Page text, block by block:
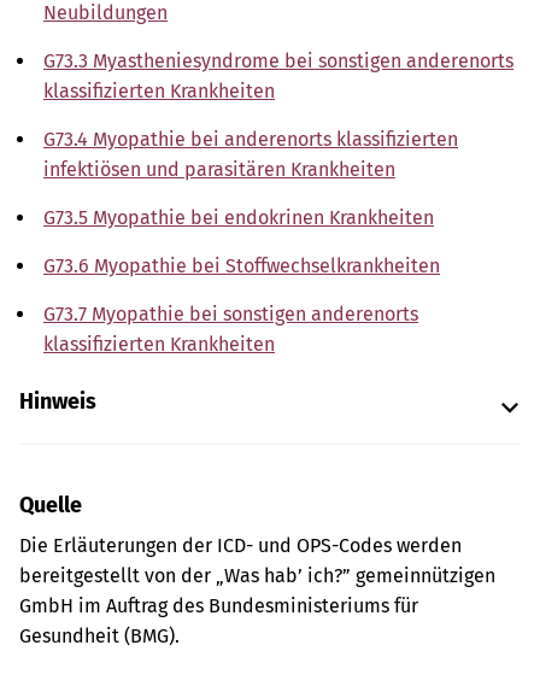
Neubildungen
G73.3 Myastheniesyndrome bei sonstigen anderenorts
klassifizierten Krankheiten
G73.4 Myopathie bei anderenorts klassifizierten
infektiösen und parasitären Krankheiten
G73.5 Myopathie bei endokrinen Krankheiten
G73.6 Myopathie bei Stoffwechselkrankheiten
G73.7 Myopathie bei sonstigen anderenorts
klassifizierten Krankheiten
Hinweis
Quelle
Die Erläuterungen der ICD- und OPS-Codes werden
bereitgestellt von der „Was hab’ ich?” gemeinnützigen
GmbH im Auftrag des Bundesministeriums für
Gesundheit (BMG).